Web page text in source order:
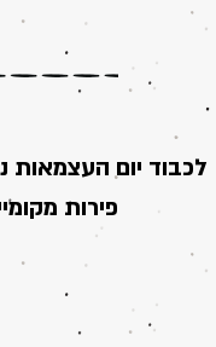
לכבוד יום
פירות